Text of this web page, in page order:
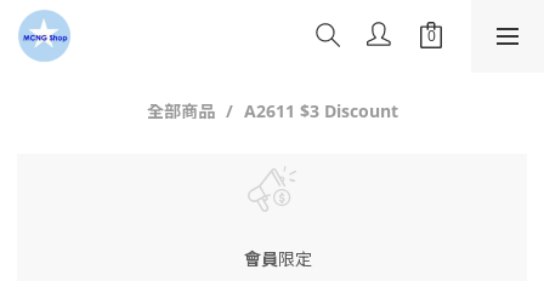
全部商品 A2611 $3 Discount
會員限定